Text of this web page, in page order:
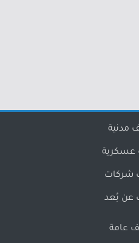
مدنية
عسكرية
شركات
عن بُعد
عامة